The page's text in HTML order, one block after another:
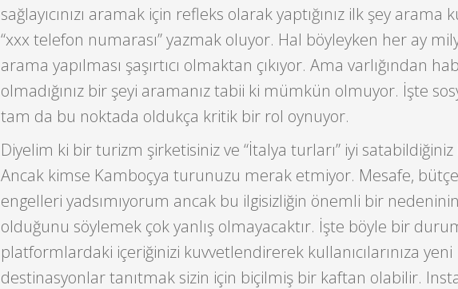
sağlayıcınızı aramak için refleks olarak yaptığınız ilk şey arama
“xxx telefon numarası” yazmak oluyor. Hal böyleyken her ay
arama yapılması şaşırtıcı olmaktan çıkıyor. Ama varlığından
olmadığınız bir şeyi aramanız tabii ki mümkün olmuyor. İşte
tam da bu noktada oldukça kritik bir rol oynuyor.
Diyelim ki bir turizm şirketisiniz ve “İtalya turları” iyi
Ancak kimse Kamboçya turunuzu merak etmiyor. Mesafe,
engelleri yadsımıyorum ancak bu ilgisizliğin önemli bir
olduğunu söylemek çok yanlış olmayacaktır. İşte böyle bir
platformlardaki içeriğinizi kuvvetlendirerek kullanıcılarınıza yeni
destinasyonlar tanıtmak sizin için biçilmiş bir kaftan olabilir.